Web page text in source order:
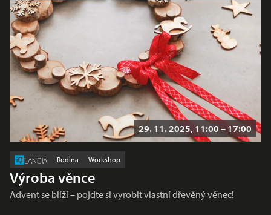
29. 11. 2025, 11:00 – 17:00
LANDIA Rodina Workshop
Výroba věnce
Advent se blíží – pojďte si vyrobit vlastní dřevěný věnec!